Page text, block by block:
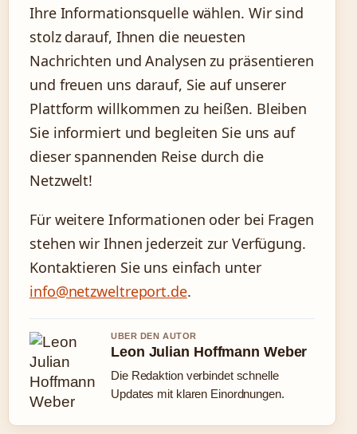
Ihre Informationsquelle wählen. Wir sind
stolz darauf, Ihnen die neuesten
Nachrichten und Analysen zu präsentieren
und freuen uns darauf, Sie auf unserer
Plattform willkommen zu heißen. Bleiben
Sie informiert und begleiten Sie uns auf
dieser spannenden Reise durch die
Netzwelt!
Für weitere Informationen oder bei Fragen
stehen wir Ihnen jederzeit zur Verfügung.
Kontaktieren Sie uns einfach unter
info@netzweltreport.de.
UBER DEN AUTOR
Leon Julian Hoffmann Weber
Die Redaktion verbindet schnelle
Updates mit klaren Einordnungen.